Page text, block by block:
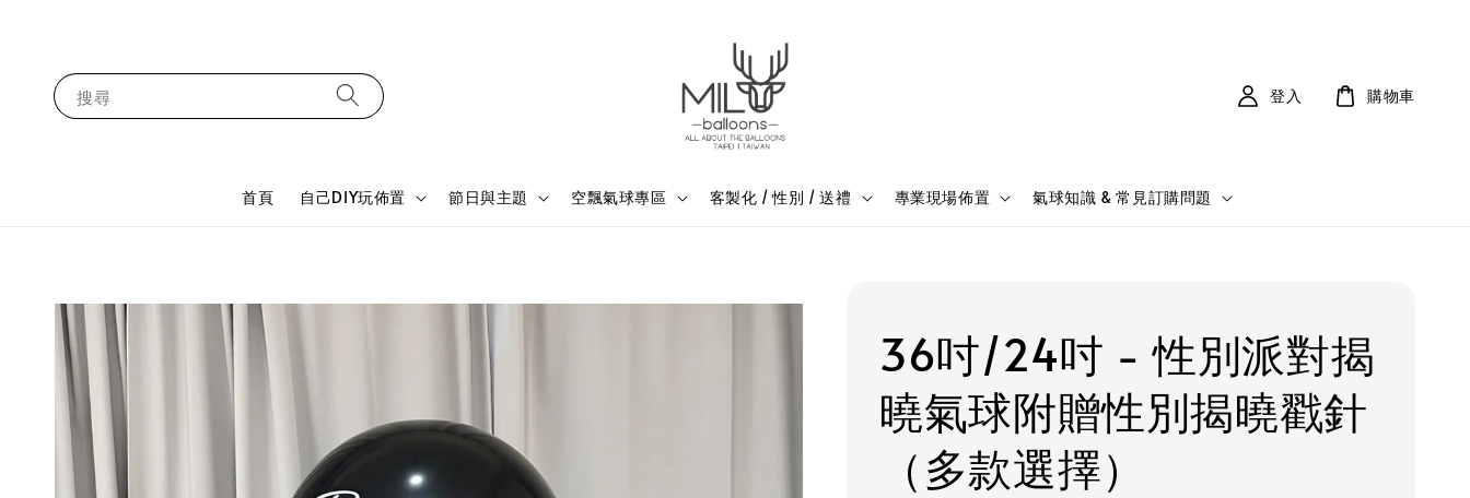
搜尋
首頁 自己DIY玩佈置 節日與主題 空飄氣球專區 客製化 / 性別 / 送禮 專業現場佈置 氣球知識 & 常見訂購問題
登入 購物車
36吋/24吋 - 性別派對揭
曉氣球附贈性別揭曉戳針
（多款選擇）